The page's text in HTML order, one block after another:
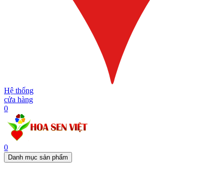
Hệ thống
cửa hàng
0
0
Danh mục sản phẩm